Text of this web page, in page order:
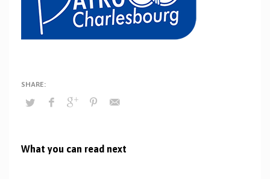
What you can read next